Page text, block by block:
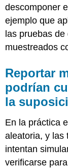
descomponer
ejemplo que
las pruebas
muestreados
Reportar
podrían
la
En la práctica
aleatoria, y las
intentan
verificarse